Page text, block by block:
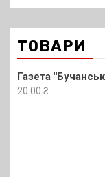
ТОВАРИ
Газета
20.00 ₴